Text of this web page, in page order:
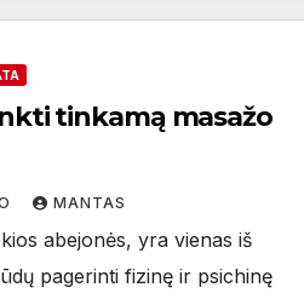
tinkamą masažo
MANTAS
abejonės, yra vienas iš
pagerinti fizinę ir psichinę